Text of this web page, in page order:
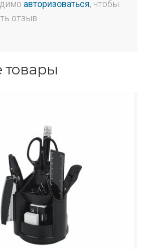
авторизоваться, чтобы
отзыв.
товары